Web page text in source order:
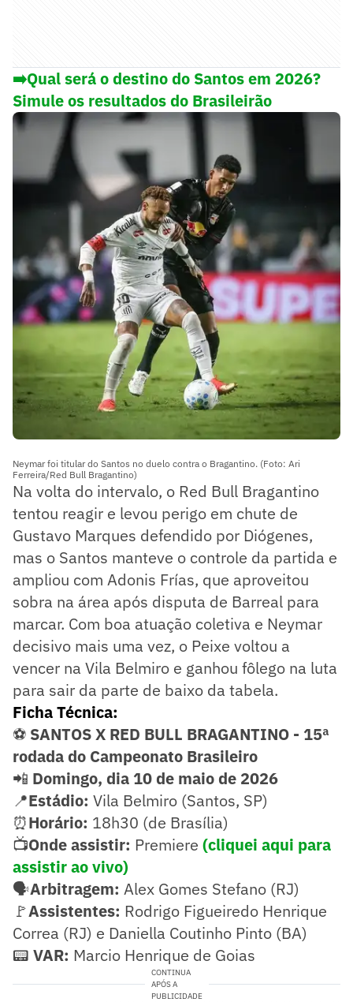
➡️Qual será o destino do Santos em 2026?
Simule os resultados do Brasileirão
Neymar foi titular do Santos no duelo contra o Bragantino. (Foto: Ari
Ferreira/Red Bull Bragantino)
Na volta do intervalo, o Red Bull Bragantino
tentou reagir e levou perigo em chute de
Gustavo Marques defendido por Diógenes,
mas o Santos manteve o controle da partida e
ampliou com Adonis Frías, que aproveitou
sobra na área após disputa de Barreal para
marcar. Com boa atuação coletiva e Neymar
decisivo mais uma vez, o Peixe voltou a
vencer na Vila Belmiro e ganhou fôlego na luta
para sair da parte de baixo da tabela.
Ficha Técnica:
⚽ SANTOS X RED BULL BRAGANTINO - 15ª
rodada do Campeonato Brasileiro
📲 Domingo, dia 10 de maio de 2026
📍Estádio: Vila Belmiro (Santos, SP)
⏰Horário: 18h30 (de Brasília)
📺Onde assistir: Premiere (cliquei aqui para
assistir ao vivo)
🗣️Arbitragem: Alex Gomes Stefano (RJ)
🚩Assistentes: Rodrigo Figueiredo Henrique
Correa (RJ) e Daniella Coutinho Pinto (BA)
📟 VAR: Marcio Henrique de Goias
CONTINUA
APÓS A
PUBLICIDADE